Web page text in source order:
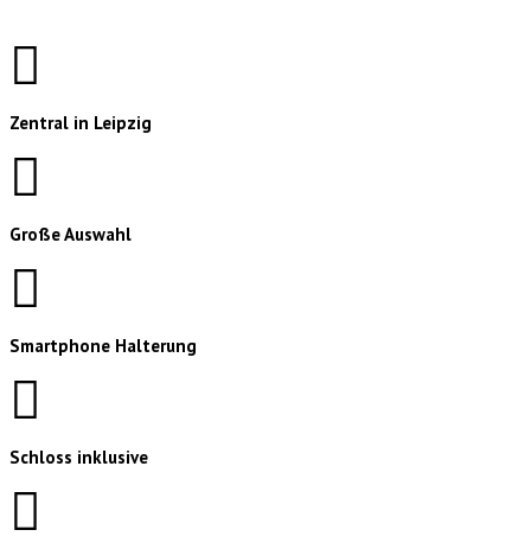
Zentral in Leipzig
Große Auswahl
Smartphone Halterung
Schloss inklusive